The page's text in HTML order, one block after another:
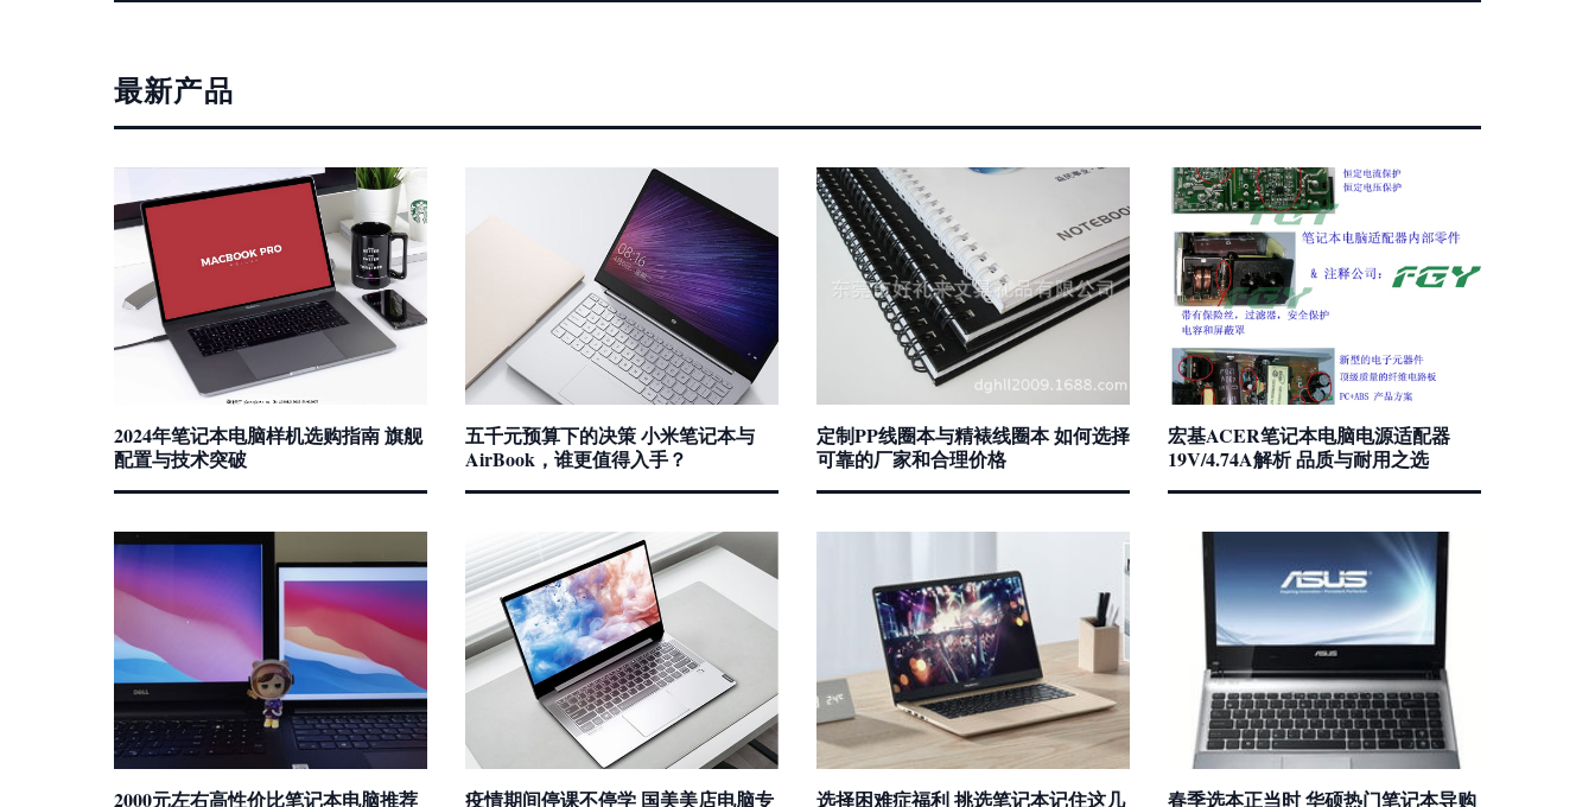
最新产品
2024年笔记本电脑样机选购指南 旗舰
配置与技术突破
五千元预算下的决策 小米笔记本与
AirBook，谁更值得入手？
定制PP线圈本与精裱线圈本 如何选择
可靠的厂家和合理价格
宏基ACER笔记本电脑电源适配器
19V/4.74A解析 品质与耐用之选
2000元左右高性价比笔记本电脑推荐 疫情期间停课不停学 国美美店电脑专 选择困难症福利 挑选笔记本记住这几 春季选本正当时 华硕热门笔记本导购